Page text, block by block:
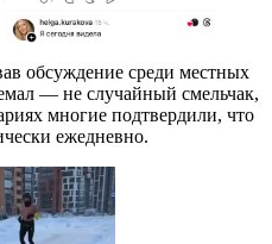
обсуждение среди местных
— не случайный смельчак,
многие подтвердили, что
ежедневно.